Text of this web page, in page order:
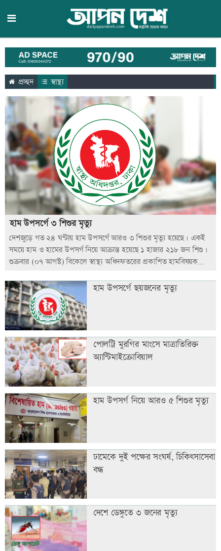
প্রচ্ছদ স্বাস্থ্য
হাম উপসর্গে ৩ শিশুর মৃত্যু
দেশজুড়ে গত ২৪ ঘণ্টায় হাম উপসর্গে আরও ৩ শিশুর মৃত্যু হয়েছে। একই
সময়ে হাম ও হামের উপসর্গ নিয়ে আক্রান্ত হয়েছে ১ হাজার ২১৮ জন শিশু।
শুক্রবার (০৭ আগস্ট) বিকেলে স্বাস্থ্য অধিদফতরের প্রকাশিত হামবিষয়ক
হাম উপসর্গে ছয়জনের মৃত্যু
পোলট্রি মুরগির মাংসে মাত্রাতিরিক্ত
অ্যান্টিমাইক্রোবিয়াল
হাম উপসর্গ নিয়ে আরও ৫ শিশুর মৃত্যু
ঢামেকে দুই পক্ষের সংঘর্ষ, চিকিৎসাসেবা
বন্ধ
দেশে ডেঙ্গুতে ৩ জনের মৃত্যু